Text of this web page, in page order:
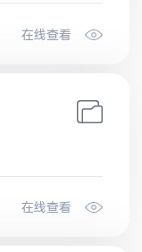
在线查看
在线查看